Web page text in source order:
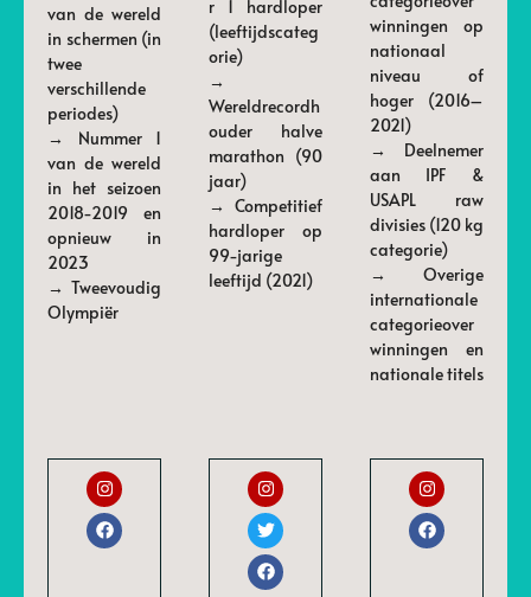
van de wereld
in schermen (in
twee
verschillende
periodes)
→ Nummer 1
van de wereld
in het seizoen
2018-2019 en
opnieuw in
2023
→ Tweevoudig
Olympiër
r 1 hardloper
(leeftijdscateg
orie)
→
Wereldrecordh
ouder halve
marathon (90
jaar)
→ Competitief
hardloper op
99-jarige
leeftijd (2021)
winningen op
nationaal
niveau of
hoger (2016–
2021)
→ Deelnemer
aan IPF &
USAPL raw
divisies (120 kg
categorie)
→ Overige
internationale
categorieover
winningen en
nationale titels